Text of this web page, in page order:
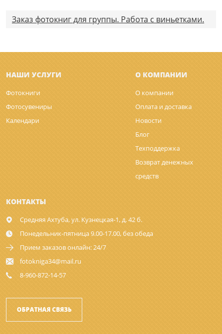
Заказ фотокниг для группы. Работа с виньетками.
НАШИ УСЛУГИ
Фотокниги
Фотосувениры
Календари
О КОМПАНИИ
О компании
Оплата и доставка
Новости
Блог
Техподдержка
Возврат денежных
средств
КОНТАКТЫ
Средняя Ахтуба,ул. Кузнецкая-1, д. 42 б.
Понедельник-пятница 9.00-17.00, без обеда
Прием заказов онлайн: 24/7
fotokniga34@mail.ru
8-960-872-14-57
ОБРАТНАЯ СВЯЗЬ